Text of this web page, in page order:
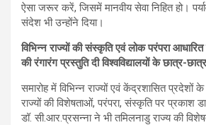
ऐसा जरूर करें, जिसमें मानवीय सेवा निहित हो।
संदेश भी उन्होंने दिया।
विभिन्न राज्यों की संस्कृति एवं लोक परंपरा
की रंगारंग प्रस्तुति दी विश्वविद्यालयों के छात्र-
समारोह में विभिन्न राज्यों एवं केंद्रशासित प्रदेशों
राज्यों की विशेषताओं, परंपरा, संस्कृति पर प्रकाश
डॉ. सी.आर.प्रसन्ना ने भी तमिलनाडु राज्य की